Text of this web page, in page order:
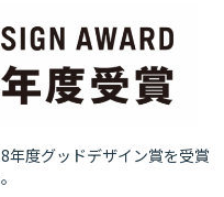
度グッドデザイン賞を受賞